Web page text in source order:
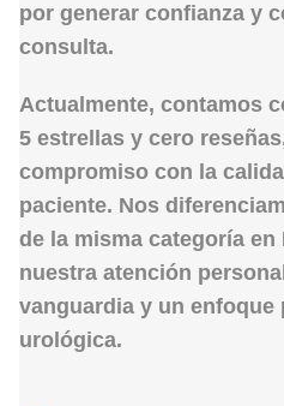
por generar confianza y
consulta.
Actualmente, contamos
5 estrellas y cero
compromiso con la
paciente. Nos
de la misma categoría en
nuestra atención
vanguardia y un enfoque
urológica.